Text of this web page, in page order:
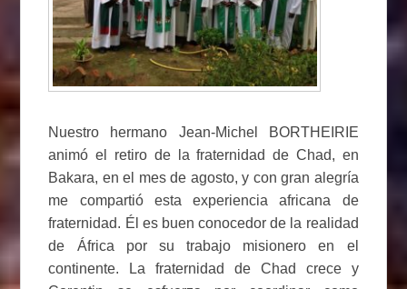
Nuestro hermano Jean-Michel BORTHEIRIE
animó el retiro de la fraternidad de Chad, en
Bakara, en el mes de agosto, y con gran alegría
me compartió esta experiencia africana de
fraternidad. Él es buen conocedor de la realidad
de África por su trabajo misionero en el
continente. La fraternidad de Chad crece y